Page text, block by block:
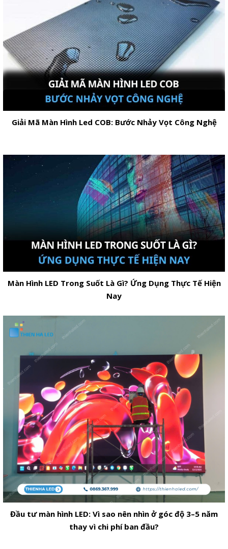
Giải Mã Màn Hình Led COB: Bước Nhảy Vọt Công Nghệ
Màn Hình LED Trong Suốt Là Gì? Ứng Dụng Thực Tế Hiện
Nay
Đầu tư màn hình LED: Vì sao nên nhìn ở góc độ 3–5 năm
thay vì chi phí ban đầu?